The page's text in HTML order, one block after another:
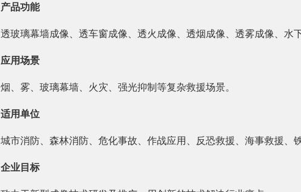
产品功能
透玻璃幕墙成像、透车窗成像、透火成像、透烟成像、透雾成像、水
应用场景
烟、雾、玻璃幕墙、火灾、强光抑制等复杂救援场景。
适用单位
城市消防、森林消防、危化事故、作战应用、反恐救援、海事救援、
企业目标